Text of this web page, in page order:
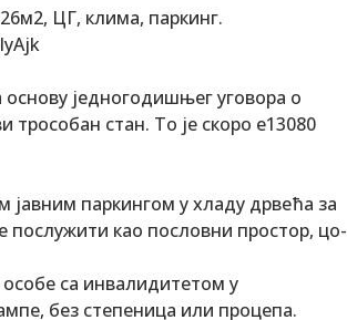
ЦГ, клима, паркинг.
једногодишњег уговора о
трособан стан. То је скоро е13080
јавним паркингом у хладу дрвећа за
као пословни простор, цо-
са инвалидитетом у
без степеница или процепа.